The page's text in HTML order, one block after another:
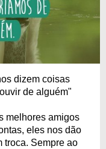
dizem coisas
de alguém"
melhores amigos
eles nos dão
troca. Sempre ao